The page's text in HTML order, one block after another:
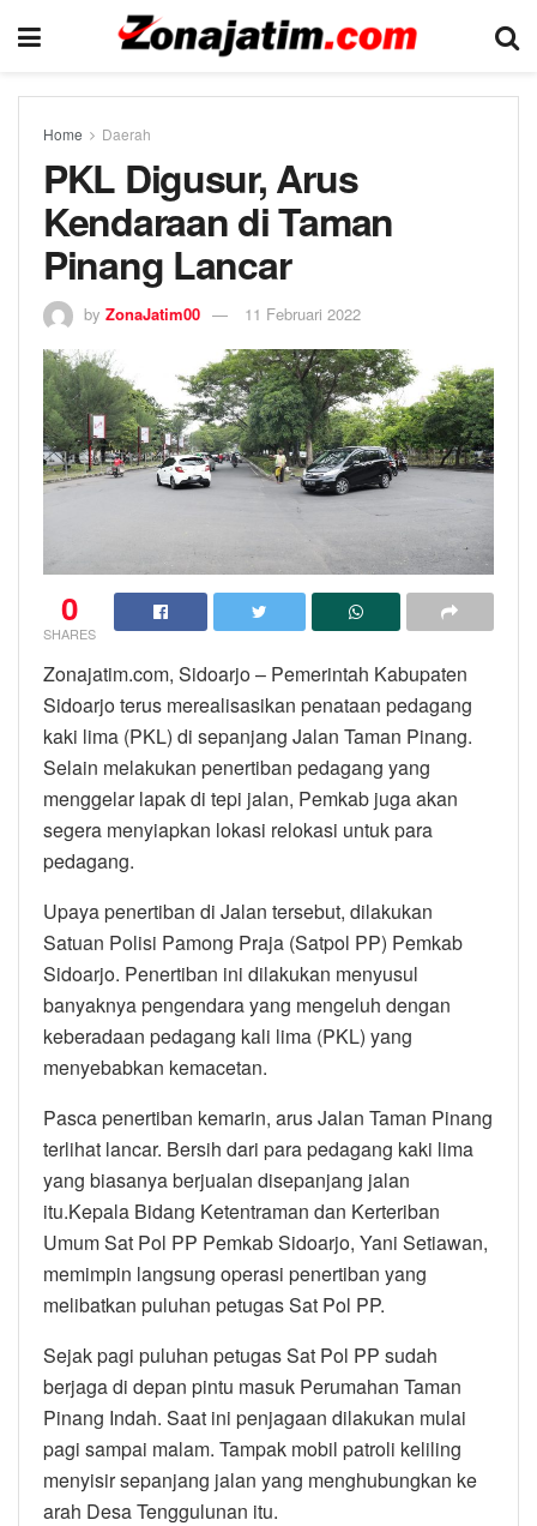
Home Daerah
PKL Digusur, Arus
Kendaraan di Taman
Pinang Lancar
by ZonaJatim00 11 Februari 2022
0
SHARES
Zonajatim.com, Sidoarjo – Pemerintah Kabupaten
Sidoarjo terus merealisasikan penataan pedagang
kaki lima (PKL) di sepanjang Jalan Taman Pinang.
Selain melakukan penertiban pedagang yang
menggelar lapak di tepi jalan, Pemkab juga akan
segera menyiapkan lokasi relokasi untuk para
pedagang.
Upaya penertiban di Jalan tersebut, dilakukan
Satuan Polisi Pamong Praja (Satpol PP) Pemkab
Sidoarjo. Penertiban ini dilakukan menyusul
banyaknya pengendara yang mengeluh dengan
keberadaan pedagang kali lima (PKL) yang
menyebabkan kemacetan.
Pasca penertiban kemarin, arus Jalan Taman Pinang
terlihat lancar. Bersih dari para pedagang kaki lima
yang biasanya berjualan disepanjang jalan
itu.Kepala Bidang Ketentraman dan Kerteriban
Umum Sat Pol PP Pemkab Sidoarjo, Yani Setiawan,
memimpin langsung operasi penertiban yang
melibatkan puluhan petugas Sat Pol PP.
Sejak pagi puluhan petugas Sat Pol PP sudah
berjaga di depan pintu masuk Perumahan Taman
Pinang Indah. Saat ini penjagaan dilakukan mulai
pagi sampai malam. Tampak mobil patroli keliling
menyisir sepanjang jalan yang menghubungkan ke
arah Desa Tenggulunan itu.